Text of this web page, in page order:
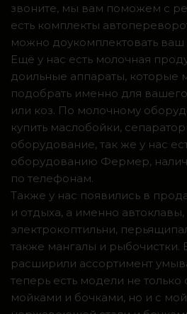
звоните, мы вам поможем с
есть комплекты
можно доукомплектовать ваш
Ещё у нас есть молочная
доильные аппараты,
подобрать именно для
или коз. По молочному
купить маслобойки,
оборудование, так же у нас
оборудованию Фермер,
по телефонам.
Также у нас появились в
и отдыха, а именно
электрокоптильни,
также мангалы и рыбочистки.
расширили ассортимент
теперь есть модели не
мойками и бочками, но и с